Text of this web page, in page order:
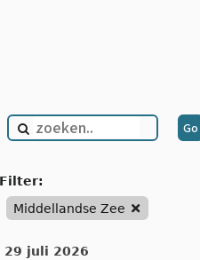
filter:
Middellandse Zee
29 juli 2026